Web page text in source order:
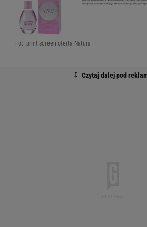
Fot. print screen oferta Natura